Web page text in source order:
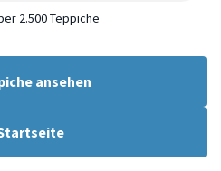
2.500 Teppiche
ansehen